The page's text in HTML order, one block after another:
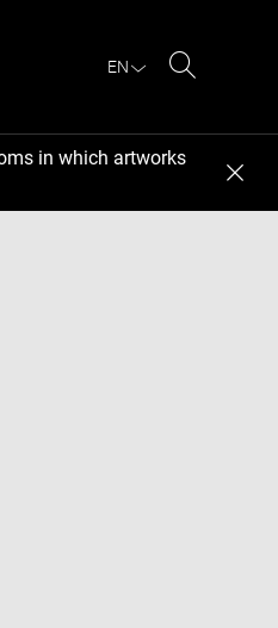
EN
in which artworks